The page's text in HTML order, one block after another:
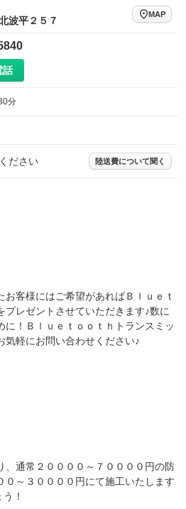
波平２５７
MAP
話
分
ださい 陸送費について聞く
お客様にはご希望があればＢｌｕｅｔ
プレゼントさせていただきます♪数に
に！Ｂｌｕｅｔｏｏｔｈトランスミッ
気軽にお問い合わせください♪
、通常２００００～７００００円の防
０～３００００円にて施工いたします
！